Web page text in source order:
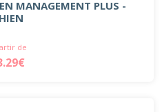
MANAGEMENT PLUS -
de